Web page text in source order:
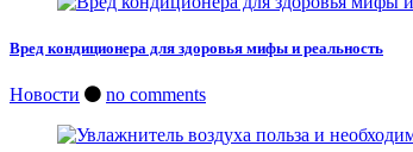
Вред кондиционера для здоровья мифы и реальность
Новости no comments